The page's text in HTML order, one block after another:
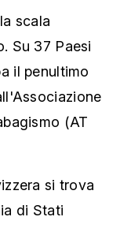
scala
Su 37 Paesi
il penultimo
(AT
si trova
di Stati